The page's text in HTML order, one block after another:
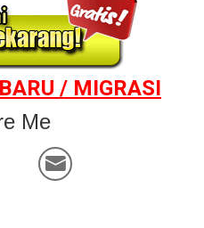
/ MIGRASI
Me